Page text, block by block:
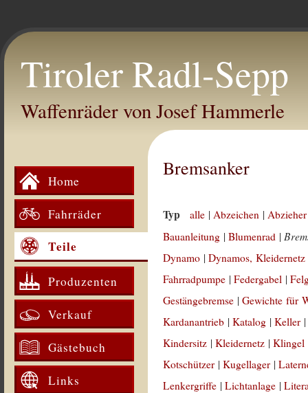
Tiroler Radl-Sepp
Waffenräder von Josef Hammerle
Home
Fahrräder
Teile
Produzenten
Verkauf
Gästebuch
Links
Bremsanker
Typ alle |Abzeichen |
Bauanleitung |Blumenrad |
Dynamo |Dynamos, Kleidernetz
Fahrradpumpe |Federgabel |
Gestängebremse |Gewichte für
Kardanantrieb |Katalog |Keller
Kindersitz |Kleidernetz |Klingel
Kotschützer |Kugellager |
Lenkergriffe |Lichtanlage |